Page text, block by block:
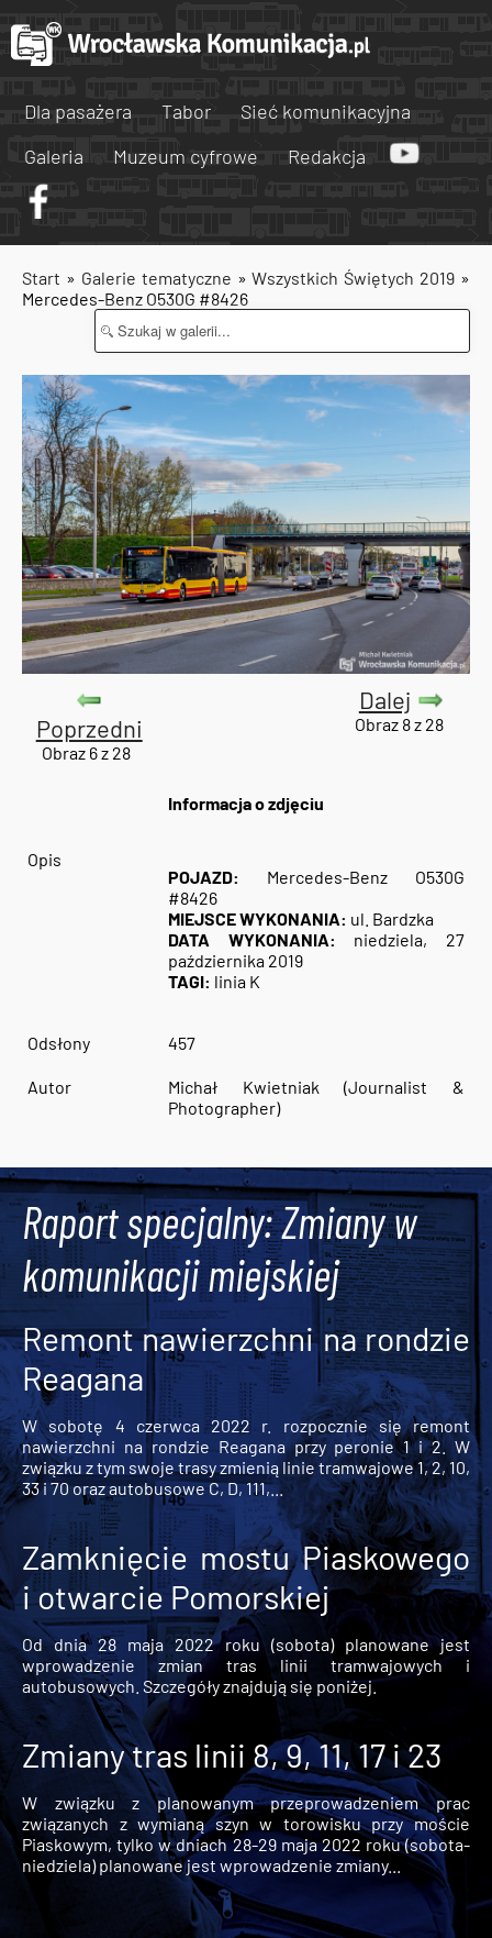
Dla pasażera Tabor
Sieć komunikacyjna
Galeria
Muzeum cyfrowe Redakcja
Start » Galerie tematyczne »Wszystkich Świętych 2019 »
Mercedes-Benz O530G #8426
Poprzedni
Obraz 6 z 28
Dalej
Obraz 8 z 28
Informacja o zdjęciu
Opis
POJAZD: Mercedes-Benz O530G
#8426
MIEJSCE WYKONANIA: ul. Bardzka
DATA WYKONANIA: niedziela, 27
października 2019
TAGI: linia K
Odsłony 457
Autor
Michał Kwietniak (Journalist &
Photographer)
Raport specjalny: Zmiany w
komunikacji miejskiej
Remont nawierzchni na rondzie
Reagana
W sobotę 4 czerwca 2022 r. rozpocznie się remont
nawierzchni na rondzie Reagana przy peronie 1 i 2. W
związku z tym swoje trasy zmienią linie tramwajowe 1, 2, 10,
33 i 70 oraz autobusowe C, D, 111,...
Zamknięcie mostu Piaskowego
i otwarcie Pomorskiej
Od dnia 28 maja 2022 roku (sobota) planowane jest
wprowadzenie zmian tras linii tramwajowych i
autobusowych. Szczegóły znajdują się poniżej.
Zmiany tras linii 8, 9, 11, 17 i 23
W związku z planowanym przeprowadzeniem prac
związanych z wymianą szyn w torowisku przy moście
Piaskowym, tylko w dniach 28-29 maja 2022 roku (sobota-
niedziela) planowane jest wprowadzenie zmiany...